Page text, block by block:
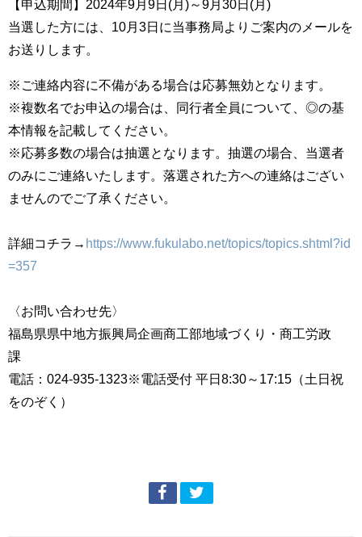
【申込期間】2024年9月9日(月)～9月30日(月)
当選した方には、10月3日に当事務局よりご案内のメールを
お送りします。
※ご連絡内容に不備がある場合は応募無効となります。
※複数名でお申込の場合は、同行者全員について、◎の基
本情報を記載してください。
※応募多数の場合は抽選となります。抽選の場合、当選者
のみにご連絡いたします。落選された方への連絡はござい
ませんのでご了承ください。
詳細コチラ→ https://www.fukulabo.net/topics/topics.shtml?id
=357
〈お問い合わせ先〉
福島県県中地方振興局企画商工部地域づくり・商工労政
課
電話：024-935-1323※電話受付 平日8:30～17:15（土日祝
をのぞく）